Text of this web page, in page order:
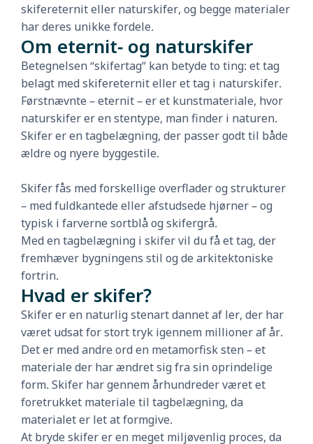
skifereternit eller naturskifer, og begge materialer
har deres unikke fordele.
Om eternit- og naturskifer
Betegnelsen “skifertag” kan betyde to ting: et tag
belagt med skifereternit eller et tag i naturskifer.
Førstnævnte – eternit – er et kunstmateriale, hvor
naturskifer er en stentype, man finder i naturen.
Skifer er en tagbelægning, der passer godt til både
ældre og nyere byggestile.
Skifer fås med forskellige overflader og strukturer
– med fuldkantede eller afstudsede hjørner – og
typisk i farverne sortblå og skifergrå.
Med en tagbelægning i skifer vil du få et tag, der
fremhæver bygningens stil og de arkitektoniske
fortrin.
Hvad er skifer?
Skifer er en naturlig stenart dannet af ler, der har
været udsat for stort tryk igennem millioner af år.
Det er med andre ord en metamorfisk sten – et
materiale der har ændret sig fra sin oprindelige
form. Skifer har gennem århundreder været et
foretrukket materiale til tagbelægning, da
materialet er let at formgive.
At bryde skifer er en meget miljøvenlig proces, da